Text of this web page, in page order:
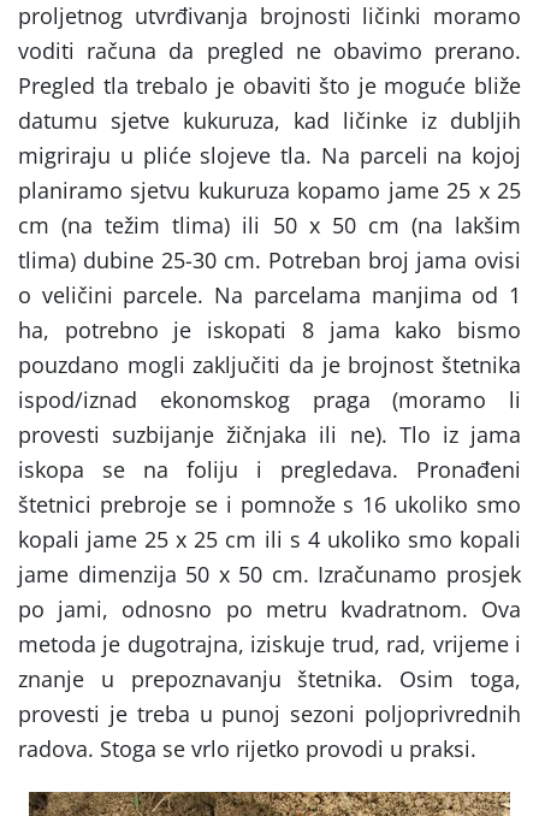
proljetnog utvrđivanja brojnosti ličinki moramo
voditi računa da pregled ne obavimo prerano.
Pregled tla trebalo je obaviti što je moguće bliže
datumu sjetve kukuruza, kad ličinke iz dubljih
migriraju u pliće slojeve tla. Na parceli na kojoj
planiramo sjetvu kukuruza kopamo jame 25 x 25
cm (na težim tlima) ili 50 x 50 cm (na lakšim
tlima) dubine 25-30 cm. Potreban broj jama ovisi
o veličini parcele. Na parcelama manjima od 1
ha, potrebno je iskopati 8 jama kako bismo
pouzdano mogli zaključiti da je brojnost štetnika
ispod/iznad ekonomskog praga (moramo li
provesti suzbijanje žičnjaka ili ne). Tlo iz jama
iskopa se na foliju i pregledava. Pronađeni
štetnici prebroje se i pomnože s 16 ukoliko smo
kopali jame 25 x 25 cm ili s 4 ukoliko smo kopali
jame dimenzija 50 x 50 cm. Izračunamo prosjek
po jami, odnosno po metru kvadratnom. Ova
metoda je dugotrajna, iziskuje trud, rad, vrijeme i
znanje u prepoznavanju štetnika. Osim toga,
provesti je treba u punoj sezoni poljoprivrednih
radova. Stoga se vrlo rijetko provodi u praksi.